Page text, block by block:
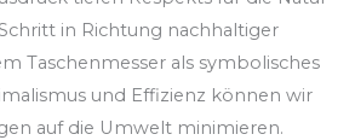
in Richtung nachhaltiger
Taschenmesser als symbolisches
und Effizienz können wir
auf die Umwelt minimieren.